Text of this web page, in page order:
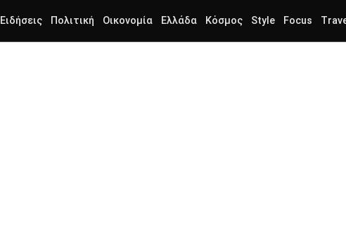
Ειδήσεις Πολιτική Οικονομία Ελλάδα Κόσμος Style Focus